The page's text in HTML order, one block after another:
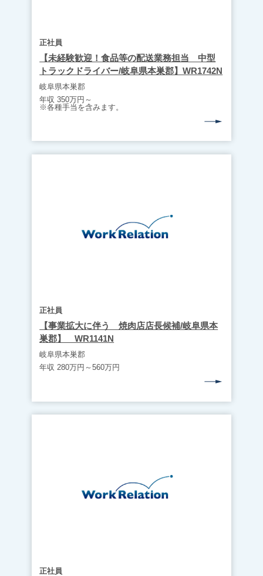
正社員
【未経験歓迎！食品等の配送業務担当 中型
トラックドライバー/岐阜県本巣郡】WR1742N
岐阜県本巣郡
年収 350万円～
※各種手当を含みます。
正社員
【事業拡大に伴う 焼肉店店長候補/岐阜県本
巣郡】 WR1141N
岐阜県本巣郡
年収 280万円～560万円
正社員